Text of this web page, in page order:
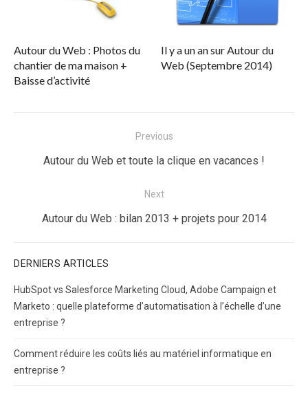
Autour du Web : Photos du
chantier de ma maison +
Baisse d’activité
Il y a un an sur Autour du
Web (Septembre 2014)
Previous
Previous
Autour du Web et toute la clique en vacances !
Next
Next
Autour du Web : bilan 2013 + projets pour 2014
DERNIERS ARTICLES
HubSpot vs Salesforce Marketing Cloud, Adobe Campaign et
Marketo : quelle plateforme d’automatisation à l’échelle d’une
entreprise ?
Comment réduire les coûts liés au matériel informatique en
entreprise ?